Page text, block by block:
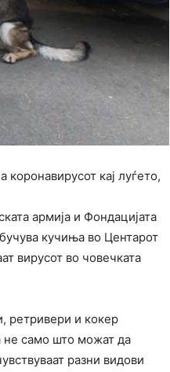
кај луѓето,
армија и Фондацијата
кучиња во Центарот
вирусот во човечката
ретривери и кокер
не само што можат да
разни видови